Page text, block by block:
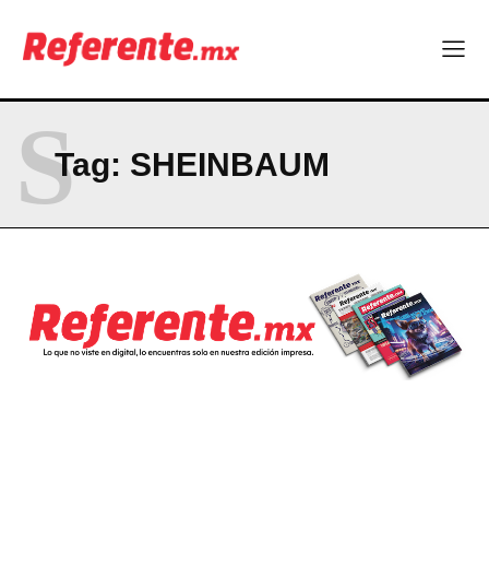
Tag: SHEINBAUM
S